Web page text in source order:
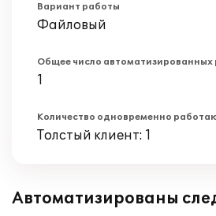
Вариант работы
Файловый
Общее число автоматизированных
1
Количество одновременно
Толстый клиент: 1
Автоматизированы